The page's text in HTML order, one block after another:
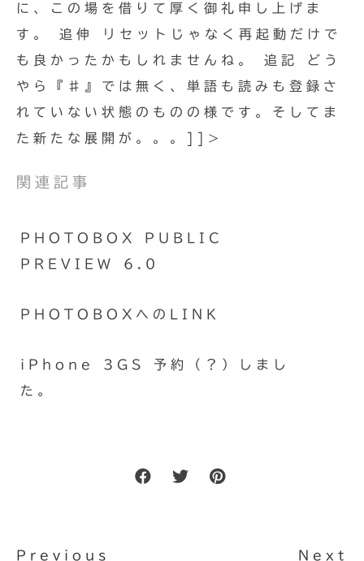
に、この場を借りて厚く御礼申し上げま
す。 追伸 リセットじゃなく再起動だけで
も良かったかもしれませんね。 追記 どう
やら『♯』では無く、単語も読みも登録さ
れていない状態のものの様です。そしてま
た新たな展開が。。。]]>
関連記事
PHOTOBOX PUBLIC
PREVIEW 6.0
PHOTOBOXへのLINK
iPhone 3GS 予約（？）しまし
た。
Previous Next